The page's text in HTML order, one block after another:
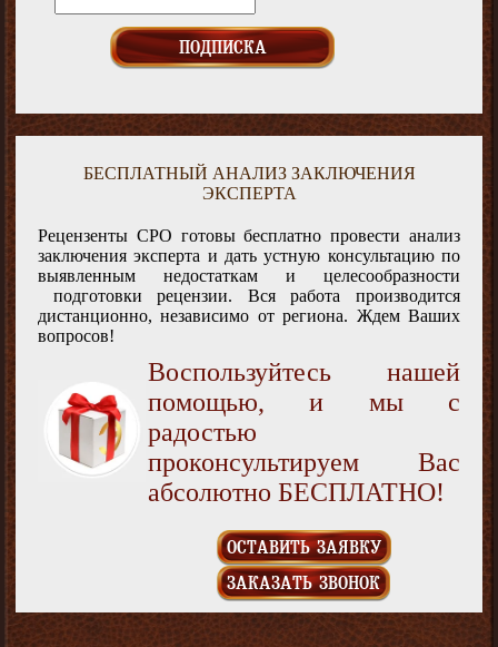
БЕСПЛАТНЫЙ АНАЛИЗ ЗАКЛЮЧЕНИЯ
ЭКСПЕРТА
Рецензенты СРО готовы бесплатно провести анализ
заключения эксперта и дать устную консультацию по
выявленным недостаткам и целесообразности
подготовки рецензии. Вся работа производится
дистанционно, независимо от региона. Ждем Ваших
вопросов!
Воспользуйтесь нашей
помощью, и мы с
радостью
проконсультируем Вас
абсолютно БЕСПЛАТНО!
ОСТАВИТЬ ЗАЯВКУ
ЗАКАЗАТЬ ЗВОНОК